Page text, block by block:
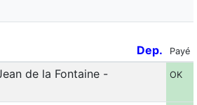
Dep. Payé
de la Fontaine -
OK